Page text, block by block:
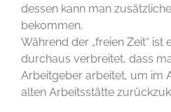
dessen kann man
bekommen.
Während der „freien Zeit“ ist
durchaus verbreitet, dass
Arbeitgeber arbeitet, um im
alten Arbeitsstätte